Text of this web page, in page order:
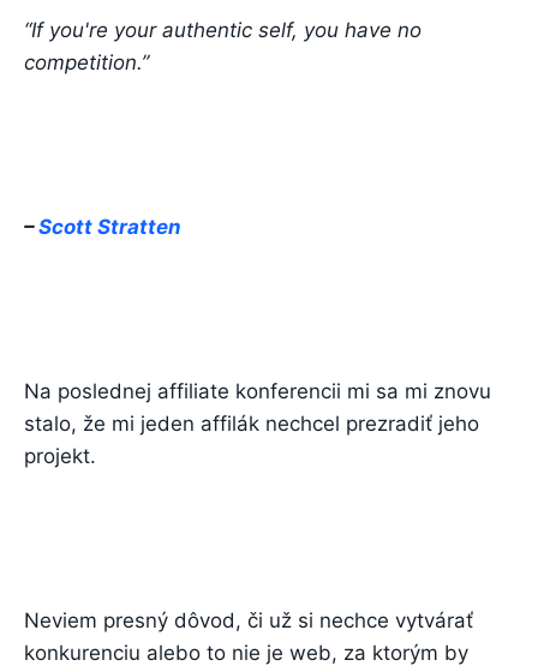
“If you're your authentic self, you have no
competition.”
–Scott Stratten
Na poslednej affiliate konferencii mi sa mi znovu
stalo, že mi jeden affilák nechcel prezradiť jeho
projekt.
Neviem presný dôvod, či už si nechce vytvárať
konkurenciu alebo to nie je web, za ktorým by